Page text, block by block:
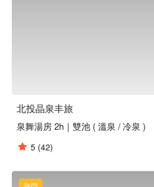
北投晶泉丰旅
泉舞湯房 2h｜雙池 ( 溫泉 / 冷泉 )
5 (42)